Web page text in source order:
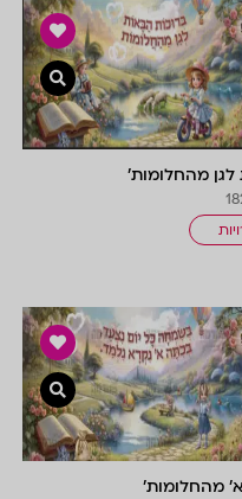
מהחלומות’
מהחלומות’